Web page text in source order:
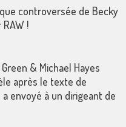
controversée de Becky
!
& Michael Hayes
après le texte de
envoyé à un dirigeant de